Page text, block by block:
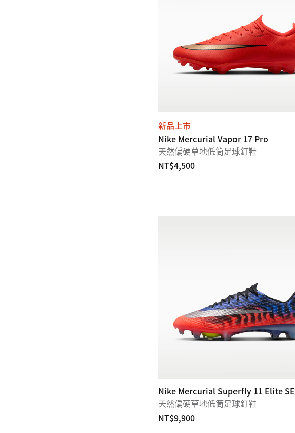
新品上市
Nike Mercurial Vapor 17 Pro
天然偏硬草地低筒足球釘鞋
NT$4,500
Nike Mercurial Superfly 11 Elite SE
天然偏硬草地低筒足球釘鞋
NT$9,900